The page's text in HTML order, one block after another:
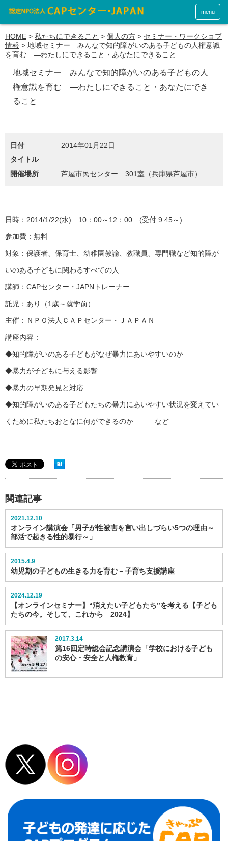
menu
HOME > 私たちにできること > 個人の方 > セミナー・ワークショプ
情報 > 地域セミナー みんなで知的障がいのある子どもの人権意識
を育む ―わたしにできること・あなたにできること
地域セミナー みんなで知的障がいのある子どもの人
権意識を育む ―わたしにできること・あなたにでき
ること
日付
2014年01月22日
タイトル
開催場所
芦屋市民センター 301室（兵庫県芦屋市）
日時：2014/1/22(水) 10：00～12：00 (受付 9:45～)
参加費：無料
対象：保護者、保育士、幼稚園教諭、教職員、専門職など知的障が
いのある子どもに関わるすべての人
講師：CAPセンター・JAPNトレーナー
託児：あり（1歳～就学前）
主催：ＮＰＯ法人ＣＡＰセンター・ＪＡＰＡＮ
講座内容：
◆知的障がいのある子どもがなぜ暴力にあいやすいのか
◆暴力が子どもに与える影響
◆暴力の早期発見と対応
◆知的障がいのある子どもたちの暴力にあいやすい状況を変えてい
くために私たちおとなに何ができるのか など
関連記事
2021.12.10
オンライン講演会「男子が性被害を言い出しづらい5つの理由～
部活で起きる性的暴行～」
2015.4.9
幼児期の子どもの生きる力を育む－子育ち支援講座
2024.12.19
【オンラインセミナー】“消えたい子どもたち”を考える【子ども
たちの今。そして、これから 2024】
2017.3.14
第16回定時総会記念講演会「学校における子ども
の安心・安全と人権教育」